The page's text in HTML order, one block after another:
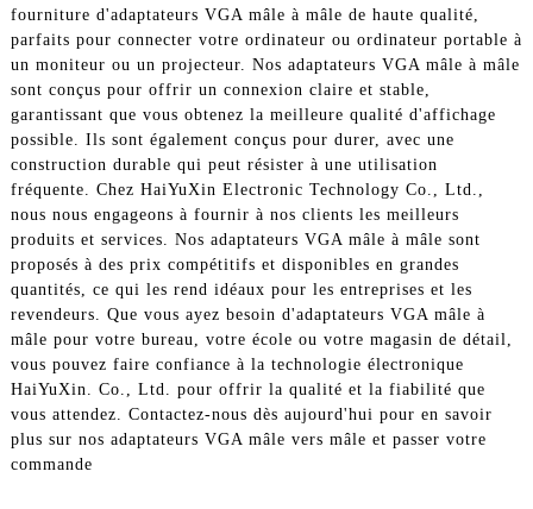
fourniture d'adaptateurs VGA mâle à mâle de haute qualité,
parfaits pour connecter votre ordinateur ou ordinateur portable à
un moniteur ou un projecteur. Nos adaptateurs VGA mâle à mâle
sont conçus pour offrir un connexion claire et stable,
garantissant que vous obtenez la meilleure qualité d'affichage
possible. Ils sont également conçus pour durer, avec une
construction durable qui peut résister à une utilisation
fréquente. Chez HaiYuXin Electronic Technology Co., Ltd.,
nous nous engageons à fournir à nos clients les meilleurs
produits et services. Nos adaptateurs VGA mâle à mâle sont
proposés à des prix compétitifs et disponibles en grandes
quantités, ce qui les rend idéaux pour les entreprises et les
revendeurs. Que vous ayez besoin d'adaptateurs VGA mâle à
mâle pour votre bureau, votre école ou votre magasin de détail,
vous pouvez faire confiance à la technologie électronique
HaiYuXin. Co., Ltd. pour offrir la qualité et la fiabilité que
vous attendez. Contactez-nous dès aujourd'hui pour en savoir
plus sur nos adaptateurs VGA mâle vers mâle et passer votre
commande